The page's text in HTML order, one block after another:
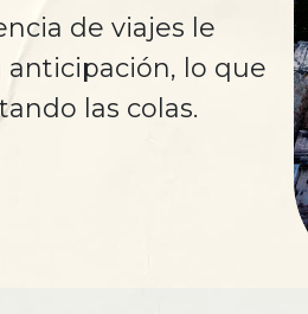
de viajes le
anticipación, lo que
las colas.